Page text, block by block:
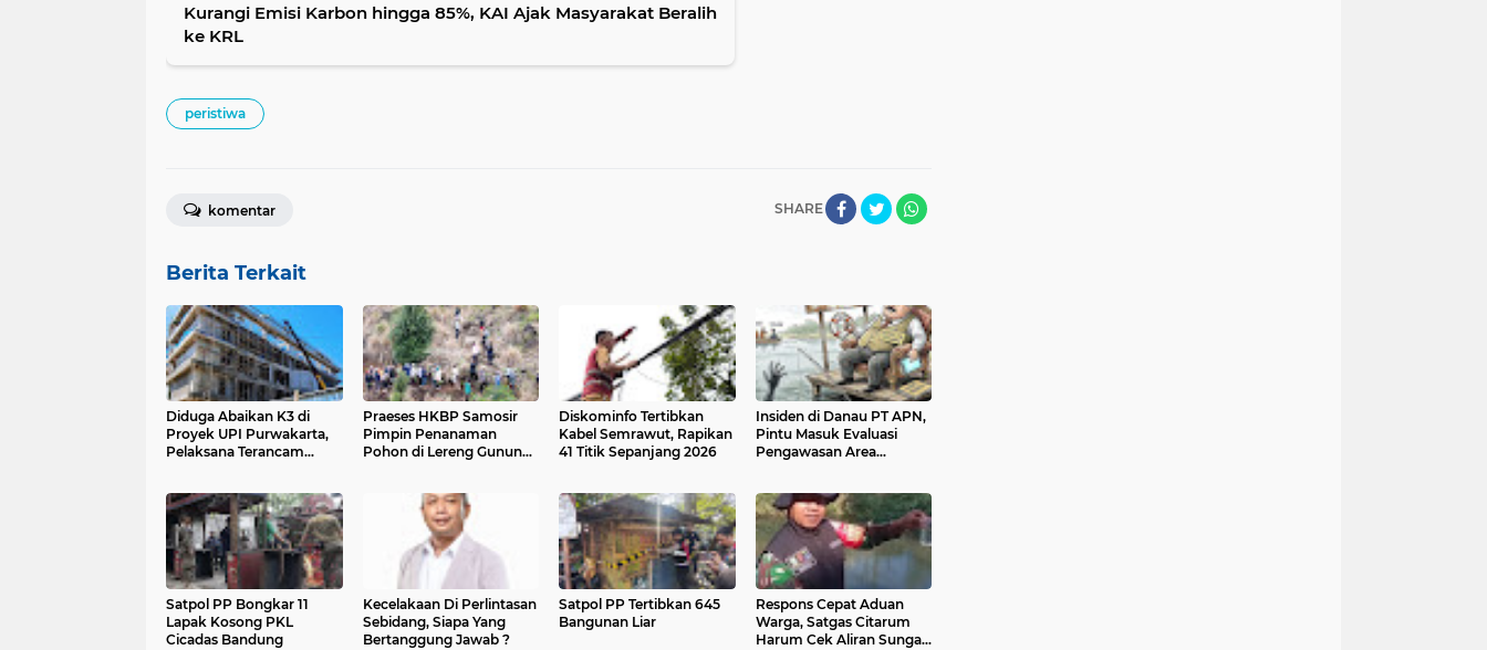
Kurangi Emisi Karbon hingga 85%, KAI Ajak Masyarakat Beralih
ke KRL
peristiwa
SHARE
komentar
Berita Terkait
Diduga Abaikan K3 di
Proyek UPI Purwakarta,
Pelaksana Terancam
Praeses HKBP Samosir
Pimpin Penanaman
Pohon di Lereng Gunung
Diskominfo Tertibkan
Kabel Semrawut, Rapikan
41 Titik Sepanjang 2026
Insiden di Danau PT APN,
Pintu Masuk Evaluasi
Pengawasan Area
Satpol PP Bongkar 11
Lapak Kosong PKL
Cicadas Bandung
Kecelakaan Di Perlintasan
Sebidang, Siapa Yang
Bertanggung Jawab ?
Satpol PP Tertibkan 645
Bangunan Liar
Respons Cepat Aduan
Warga, Satgas Citarum
Harum Cek Aliran Sungai